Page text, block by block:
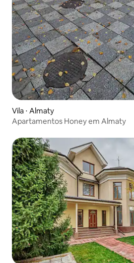
Vila ⋅ Almaty
Apartamentos Honey em Almaty